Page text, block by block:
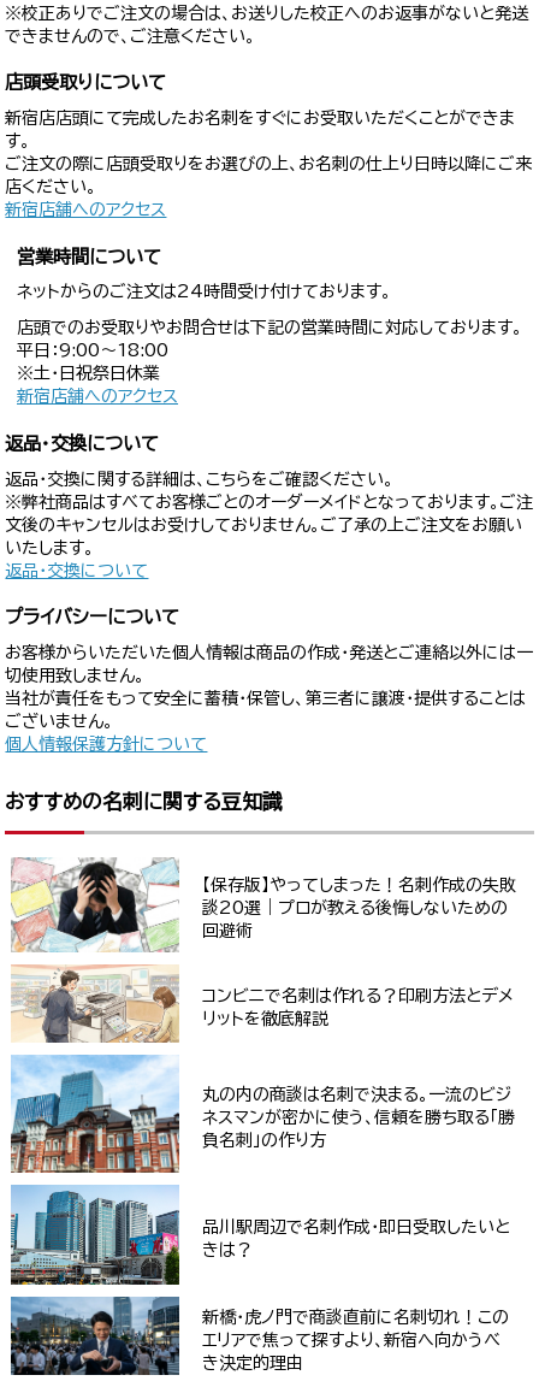
※校正ありでご注文の場合は、お送りした校正へのお返事がないと発送
できませんので、ご注意ください。
店頭受取りについて
新宿店店頭にて完成したお名刺をすぐにお受取いただくことができま
す。
ご注文の際に店頭受取りをお選びの上、お名刺の仕上り日時以降にご来
店ください。
新宿店舗へのアクセス
営業時間について
ネットからのご注文は24時間受け付けております。
店頭でのお受取りやお問合せは下記の営業時間に対応しております。
平日：9:00〜18:00
※土・日祝祭日休業
新宿店舗へのアクセス
返品・交換について
返品・交換に関する詳細は、こちらをご確認ください。
※弊社商品はすべてお客様ごとのオーダーメイドとなっております。ご注
文後のキャンセルはお受けしておりません。ご了承の上ご注文をお願い
いたします。
返品・交換について
プライバシーについて
お客様からいただいた個人情報は商品の作成・発送とご連絡以外には一
切使用致しません。
当社が責任をもって安全に蓄積・保管し、第三者に譲渡・提供することは
ございません。
個人情報保護方針について
おすすめの名刺に関する豆知識
【保存版】やってしまった！名刺作成の失敗
談20選｜プロが教える後悔しないための
回避術
コンビニで名刺は作れる？印刷方法とデメ
リットを徹底解説
丸の内の商談は名刺で決まる。一流のビジ
ネスマンが密かに使う、信頼を勝ち取る「勝
負名刺」の作り方
品川駅周辺で名刺作成・即日受取したいと
きは？
新橋・虎ノ門で商談直前に名刺切れ！この
エリアで焦って探すより、新宿へ向かうべ
き決定的理由